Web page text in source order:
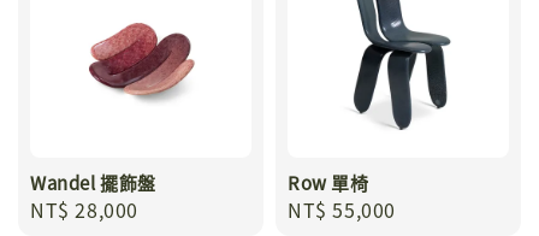
Wandel 擺飾盤
Regular
NT$ 28,000
Row 單椅
Regular
NT$ 55,000